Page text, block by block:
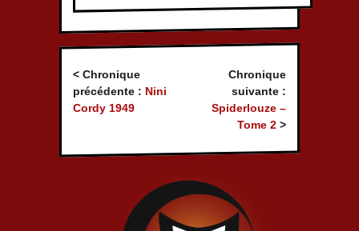
< Chronique
précédente : Nini
Cordy 1949
Chronique
suivante :
Spiderlouze –
Tome 2 >